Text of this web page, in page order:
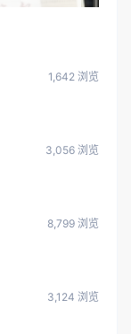
1,642 浏览
3,056 浏览
8,799 浏览
3,124 浏览